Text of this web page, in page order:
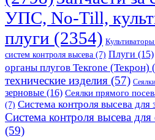
УПС, No-Till,
плуги (2354) Культиваторы
систем контроля высева (7) Плуги (15)
органы плугов Текrоne (Текрон)
технические изделия (57)
зерновые (16) Сеялки прямого
(7) Система контроля высева для
Система контроля высева для
(59)